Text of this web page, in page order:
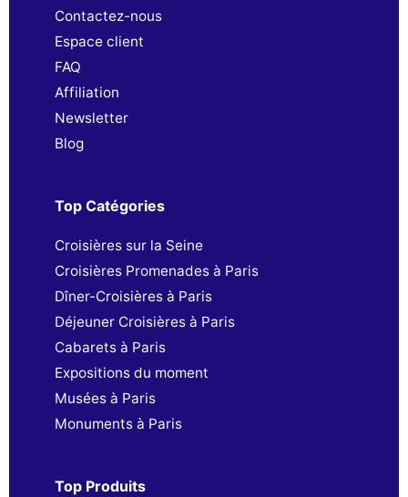
Contactez-nous
Espace client
FAQ
Affiliation
Newsletter
Blog
Top Catégories
Croisières sur la Seine
Croisières Promenades à Paris
Dîner-Croisières à Paris
Déjeuner Croisières à Paris
Cabarets à Paris
Expositions du moment
Musées à Paris
Monuments à Paris
Top Produits